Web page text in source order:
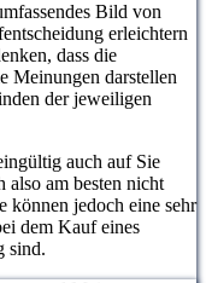
Bild von
erleichtern
dass die
Meinungen darstellen
der jeweiligen
auch auf Sie
also am besten nicht
können jedoch eine sehr
dem Kauf eines
sind.